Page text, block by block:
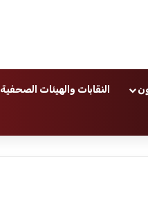
النقابات والهيئات الصحفية